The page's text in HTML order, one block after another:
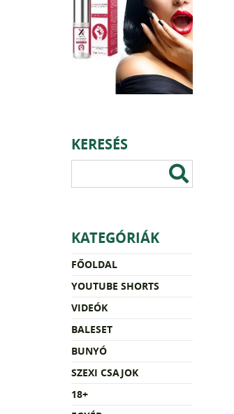
KERESÉS
KATEGÓRIÁK
FŐOLDAL
YOUTUBE SHORTS
VIDEÓK
BALESET
BUNYÓ
SZEXI CSAJOK
18+